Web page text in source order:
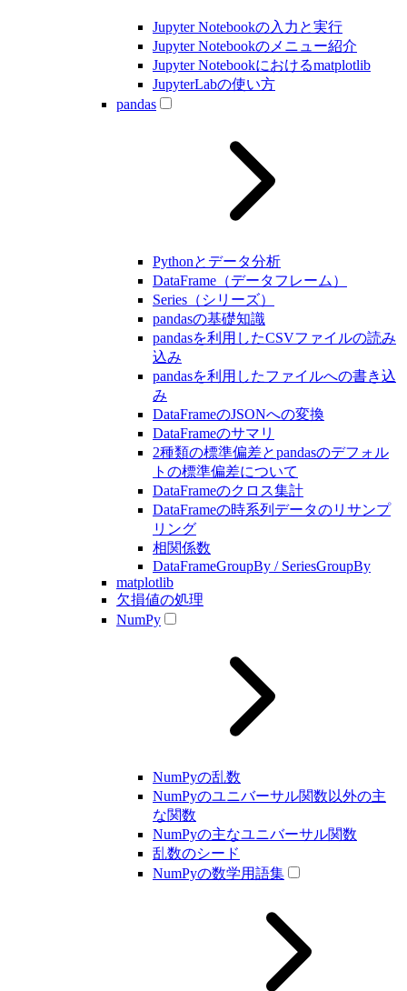
Jupyter Notebookの入力と実行
Jupyter Notebookのメニュー紹介
Jupyter Notebookにおけるmatplotlib
JupyterLabの使い方
pandas
Pythonとデータ分析
DataFrame（データフレーム）
Series（シリーズ）
pandasの基礎知識
pandasを利用したCSVファイルの読み
込み
pandasを利用したファイルへの書き込
み
DataFrameのJSONへの変換
DataFrameのサマリ
2種類の標準偏差とpandasのデフォル
トの標準偏差について
DataFrameのクロス集計
DataFrameの時系列データのリサンプ
リング
相関係数
DataFrameGroupBy / SeriesGroupBy
matplotlib
欠損値の処理
NumPy
NumPyの乱数
NumPyのユニバーサル関数以外の主
な関数
NumPyの主なユニバーサル関数
乱数のシード
NumPyの数学用語集